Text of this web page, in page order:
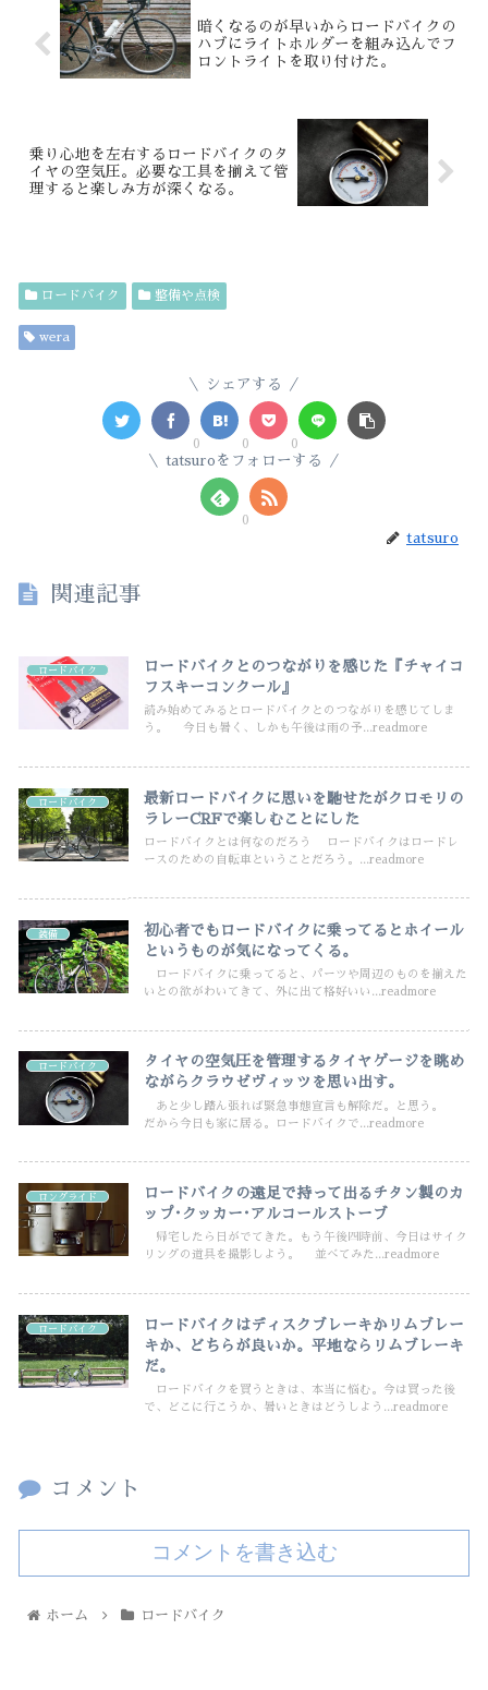
暗くなるのが早いからロードバイクの
ハブにライトホルダーを組み込んでフ
ロントライトを取り付けた。
乗り心地を左右するロードバイクのタ
イヤの空気圧。必要な工具を揃えて管
理すると楽しみ方が深くなる。
ロードバイク 整備や点検
wera
シェアする
0 0 0
tatsuroをフォローする
0
tatsuro
関連記事
ロードバイク
ロードバイクとのつながりを感じた『チャイコ
フスキーコンクール』
読み始めてみるとロードバイクとのつながりを感じてしま
う。 今日も暑く、しかも午後は雨の予...readmore
ロードバイク
最新ロードバイクに思いを馳せたがクロモリの
ラレーCRFで楽しむことにした
ロードバイクとは何なのだろう ロードバイクはロードレ
ースのための自転車ということだろう。...readmore
装備
初心者でもロードバイクに乗ってるとホイール
というものが気になってくる。
ロードバイクに乗ってると、パーツや周辺のものを揃えた
いとの欲がわいてきて、外に出て格好いい...readmore
ロードバイク
タイヤの空気圧を管理するタイヤゲージを眺め
ながらクラウゼヴィッツを思い出す。
あと少し踏ん張れば緊急事態宣言も解除だ。と思う。
だから今日も家に居る。ロードバイクで...readmore
ロングライド
ロードバイクの遠足で持って出るチタン製のカ
ップ･クッカー･アルコールストーブ
帰宅したら日がでてきた。もう午後四時前、今日はサイク
リングの道具を撮影しよう。 並べてみた...readmore
ロードバイク
ロードバイクはディスクブレーキかリムブレー
キか、どちらが良いか。平地ならリムブレーキ
だ。
ロードバイクを買うときは、本当に悩む。今は買った後
で、どこに行こうか、暑いときはどうしよう...readmore
コメント
コメントを書き込む
ホーム ロードバイク